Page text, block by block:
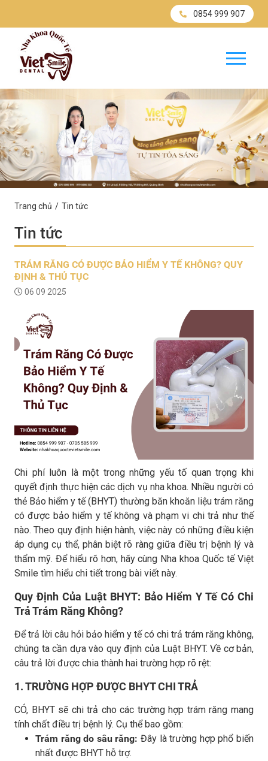
0854 999 907
Trang chủ Tin tức
Tin tức
TRÁM RĂNG CÓ ĐƯỢC BẢO HIỂM Y TẾ KHÔNG? QUY
ĐỊNH & THỦ TỤC
06 09 2025
Chi phí luôn là một trong những yếu tố quan trọng khi
quyết định thực hiện các dịch vụ nha khoa. Nhiều người có
thẻ Bảo hiểm y tế (BHYT) thường băn khoăn liệu trám răng
có được bảo hiểm y tế không và phạm vi chi trả như thế
nào. Theo quy định hiện hành, việc này có những điều kiện
áp dụng cụ thể, phân biệt rõ ràng giữa điều trị bệnh lý và
thẩm mỹ. Để hiểu rõ hơn, hãy cùng Nha khoa Quốc tế Việt
Smile tìm hiểu chi tiết trong bài viết này.
Quy Định Của Luật BHYT: Bảo Hiểm Y Tế Có Chi
Trả Trám Răng Không?
Để trả lời câu hỏi bảo hiểm y tế có chi trả trám răng không,
chúng ta cần dựa vào quy định của Luật BHYT. Về cơ bản,
câu trả lời được chia thành hai trường hợp rõ rệt:
1. TRƯỜNG HỢP ĐƯỢC BHYT CHI TRẢ
CÓ, BHYT sẽ chi trả cho các trường hợp trám răng mang
tính chất điều trị bệnh lý. Cụ thể bao gồm:
Trám răng do sâu răng: Đây là trường hợp phổ biến
nhất được BHYT hỗ trợ.